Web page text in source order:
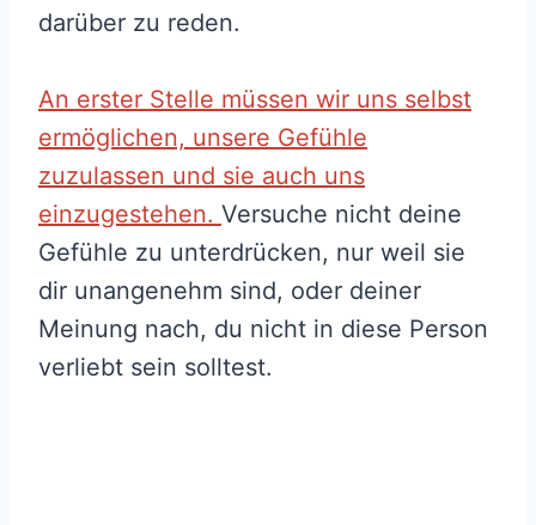
darüber zu reden.
An erster Stelle müssen wir uns selbst
ermöglichen, unsere Gefühle
zuzulassen und sie auch uns
einzugestehen. Versuche nicht deine
Gefühle zu unterdrücken, nur weil sie
dir unangenehm sind, oder deiner
Meinung nach, du nicht in diese Person
verliebt sein solltest.